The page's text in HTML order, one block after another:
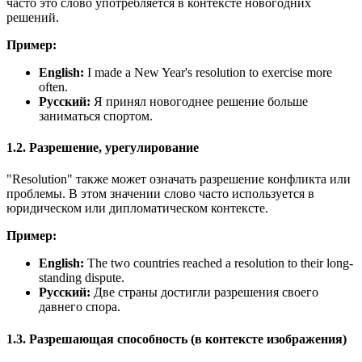
решений.
Пример:
English: I made a New Year's resolution to exercise more
often.
Русский: Я принял новогоднее решение больше
заниматься спортом.
1.2. Разрешение, урегулирование
"Resolution" также может означать разрешение конфликта или
проблемы. В этом значении слово часто используется в
юридическом или дипломатическом контексте.
Пример:
English: The two countries reached a resolution to their long-
standing dispute.
Русский: Две страны достигли разрешения своего
давнего спора.
1.3. Разрешающая способность (в контексте изображения)